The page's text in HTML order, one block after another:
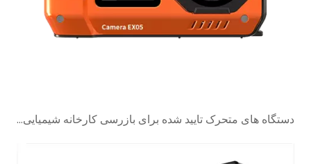
دستگاه های متحرک تایید شده برای بازرسی کارخانه شیمیایی، تعمیر و نگهداری و ردیابی دارایی